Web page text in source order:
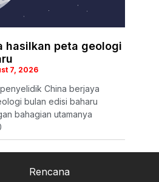
hasilkan peta geologi
7, 2026
China berjaya
bulan edisi baharu
bahagian utamanya
Rencana